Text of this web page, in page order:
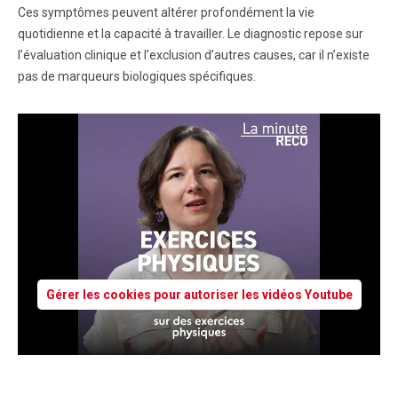
Ces symptômes peuvent altérer profondément la vie
quotidienne et la capacité à travailler. Le diagnostic repose sur
l’évaluation clinique et l’exclusion d’autres causes, car il n’existe
pas de marqueurs biologiques spécifiques.
Gérer les cookies pour autoriser les vidéos Youtube